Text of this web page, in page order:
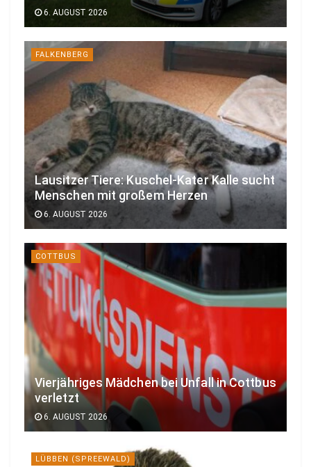
6. AUGUST 2026
FALKENBERG
Lausitzer Tiere: Kuschel-Kater Kalle sucht
Menschen mit großem Herzen
6. AUGUST 2026
COTTBUS
Vierjähriges Mädchen bei Unfall in Cottbus
verletzt
6. AUGUST 2026
LÜBBEN (SPREEWALD)